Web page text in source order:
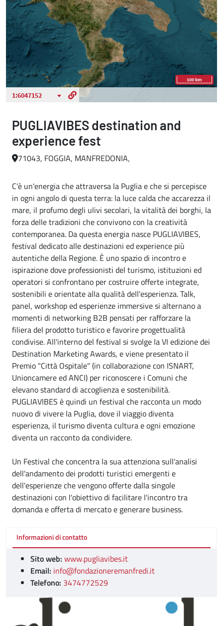
PUGLIAVIBES destination and
experience fest
71043, FOGGIA, MANFREDONIA,
C'è un'energia che attraversa la Puglia e che si percepisce
in ogni angolo di questa terra: la luce calda che accarezza il
mare, il profumo degli ulivi secolari, la vitalità dei borghi, la
forza delle tradizioni che convivono con la creatività
contemporanea. Da questa energia nasce PUGLIAVIBES,
festival dedicato alle destinazioni ed experience più
autentiche della Regione. È uno spazio di incontro e
ispirazione dove professionisti del turismo, istituzioni ed
operatori si confrontano per costruire offerte integrate,
sostenibili e orientate alla qualità dell'esperienza. Talk,
panel, workshop ed esperienze immersive si alternano a
momenti di networking B2B pensati per rafforzare la
filiera del prodotto turistico e favorire progettualità
condivise. All'interno del festival si svolge la VI edizione dei
Destination Marketing Awards, e viene presentato il
Premio "Città Ospitale" (in collaborazione con ISNART,
Unioncamere ed ANCI) per riconoscere i Comuni che
elevano standard di accoglienza e sostenibilità.
PUGLIAVIBES è quindi un festival che racconta un modo
nuovo di vivere la Puglia, dove il viaggio diventa
esperienza, il turismo diventa cultura e ogni emozione
diventa un racconto da condividere.
Un Festival che concentra la sua attenziona sull'analisi
dell'andamento dei prodotti turistici emergenti e
dell'esperienze che vengono offerte dalla singole
destinazioni con l'obiettivo di facilitare l'incontro tra
domanda e offerta di mercato e generare business.
Informazioni di contatto
Sito web: www.pugliavibes.it
Email: info@fondazioneremanfredi.it
Telefono: 3474772529